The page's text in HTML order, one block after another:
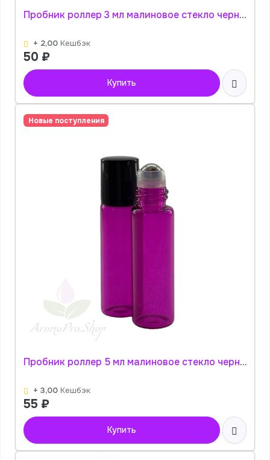
Пробник роллер 3 мл малиновое стекло черная гладкая крышка АромаПро
+ 2,00 Кешбэк
50 ₽
Купить
Новые поступления
Пробник роллер 5 мл малиновое стекло черная гладкая крышка АромаПро
+ 3,00 Кешбэк
55 ₽
Купить